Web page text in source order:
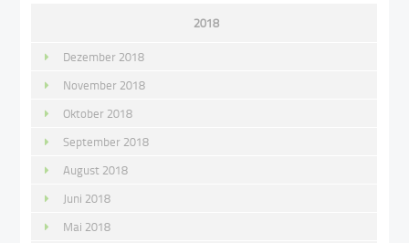
2018
Dezember 2018
November 2018
Oktober 2018
September 2018
August 2018
Juni 2018
Mai 2018